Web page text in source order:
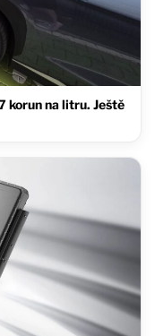
korun na litru. Ještě